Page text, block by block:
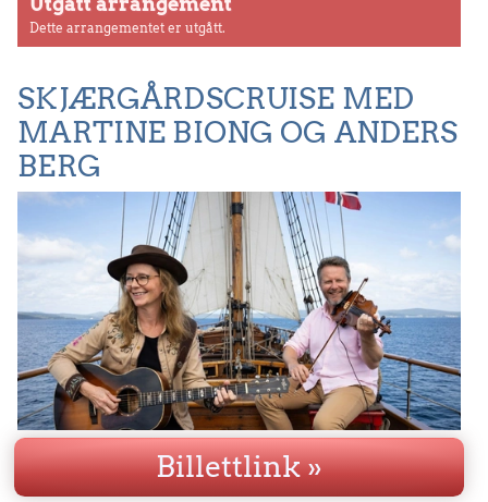
Dette arrangementet er utgått.
SKJÆRGÅRDSCRUISE MED
MARTINE BIONG OG ANDERS
BERG
Martine Biong vokal og gitar, Anders Berg på Fiolin.
Billettlink »